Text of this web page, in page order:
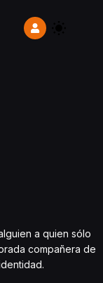
a quien sólo
compañera de